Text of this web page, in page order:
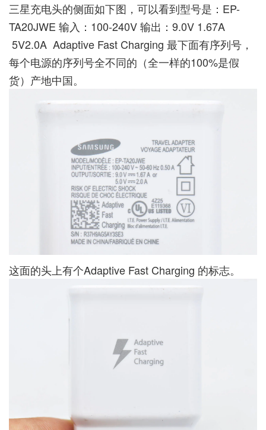
三星充电头的侧面如下图，可以看到型号是：EP-
TA20JWE 输入：100-240V 输出：9.0V 1.67A
5V2.0A Adaptive Fast Charging 最下面有序列号，
每个电源的序列号全不同的（全一样的100%是假
货）产地中国。
这面的头上有个Adaptive Fast Charging 的标志。